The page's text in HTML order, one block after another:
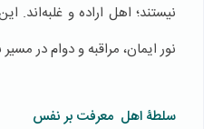
نیستند؛ اهل اراده و غلبه‌اند.
نور ایمان، مراقبه و دوام در
سلطۀ اهل معرفت بر نفس